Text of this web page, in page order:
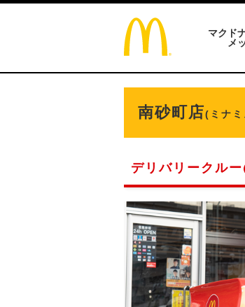
マクド
メ
南砂町店(ミナミ
デリバリークルー